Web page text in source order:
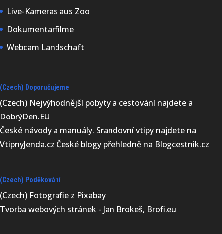
Live-Kameras aus Zoo
Dokumentarfilme
Webcam Landschaft
(Czech) Doporučujeme
(Czech) Nejvýhodnější pobyty a cestování najdete a
DobrýDen.EU
České návody a manuály. Srandovní vtipy najdete na
VtipnyJenda.cz České blogy přehledně na Blogcestnik.cz
(Czech) Poděkování
(Czech) Fotografie z Pixabay
Tvorba webových stránek - Jan Brokeš, Brofi.eu